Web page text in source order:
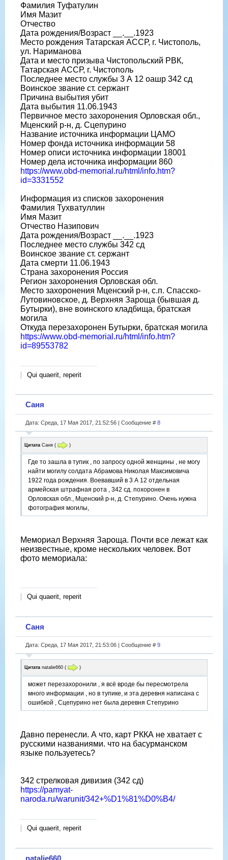
Фамилия Туфатулин
Имя Мазит
Отчество
Дата рождения/Возраст __.__.1923
Место рождения Татарская АССР, г. Чистополь,
ул. Нариманова
Дата и место призыва Чистопольский РВК,
Татарская АССР, г. Чистополь
Последнее место службы 3 А 12 оашр 342 сд
Воинское звание ст. сержант
Причина выбытия убит
Дата выбытия 11.06.1943
Первичное место захоронения Орловская обл.,
Мценский р-н, д. Сцепурино
Название источника информации ЦАМО
Номер фонда источника информации 58
Номер описи источника информации 18001
Номер дела источника информации 860
https://www.obd-memorial.ru/html/info.htm?
id=3331552
Информация из списков захоронения
Фамилия Тухватуллин
Имя Мазит
Отчество Назипович
Дата рождения/Возраст __.__.1923
Последнее место службы 342 сд
Воинское звание ст. сержант
Дата смерти 11.06.1943
Страна захоронения Россия
Регион захоронения Орловская обл.
Место захоронения Мценский р-н, с.п. Спасско-
Лутовиновское, д. Верхняя Зароща (бывшая д.
Бутырки), вне воинского кладбища, братская
могила
Откуда перезахоронен Бутырки, братская могила
https://www.obd-memorial.ru/html/info.htm?
id=89553782
Qui quaerit, reperit
Саня
Дата: Среда, 17 Мая 2017, 21:52:56 | Сообщение # 8
Цитата Саня ( )
Где то зашла в тупик , по запросу одной женщины , не могу
найти могилу солдата Абрамова Николая Максимовича
1922 года рождения. Воевавший в 3 А 12 отдельная
армейская штрафная рота , 342 сд. похоронен в
Орловская обл., Мценский р-н, д. Степурино. Очень нужна
фотография могилы,
Мемориал Верхняя Зароща. Почти все лежат как
неизвестные, кроме нескольких человек. Вот
фото мемориала:
Qui quaerit, reperit
Саня
Дата: Среда, 17 Мая 2017, 21:53:06 | Сообщение # 9
Цитата natalie660 ( )
может перезахоронили , я всё вроде бы пересмотрела
много информации , но в тупике, и эта деревня написана с
ошибкой , Сцепурино нет была деревня Степурино
Давно перенесли. А что, карт РККА не хватает с
русскими названиями. что на басурманском
языке пользуетесь?
342 стрелковая дивизия (342 сд)
https://pamyat-
naroda.ru/warunit/342+%D1%81%D0%B4/
Qui quaerit, reperit
natalie660